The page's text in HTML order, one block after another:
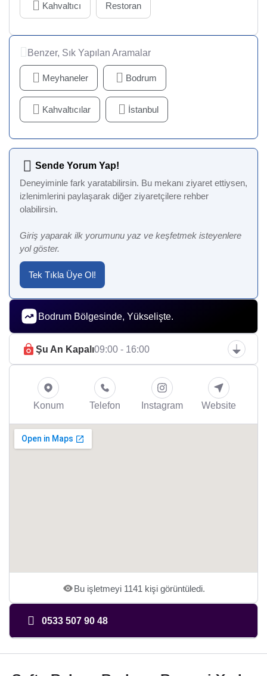
Kahvaltıcı Restoran
Benzer, Sık Yapılan Aramalar
Meyhaneler Bodrum
Kahvaltıcılar İstanbul
Sende Yorum Yap!
Deneyiminle fark yaratabilirsin. Bu mekanı ziyaret ettiysen,
izlenimlerini paylaşarak diğer ziyaretçilere rehber
olabilirsin.
Giriş yaparak ilk yorumunu yaz ve keşfetmek isteyenlere
yol göster.
Tek Tıkla Üye Ol!
Bodrum Bölgesinde, Yükselişte.
Şu An Kapalı09:00 - 16:00
Konum Telefon Instagram Website
Bu işletmeyi 1141 kişi görüntüledi.
0533 507 90 48